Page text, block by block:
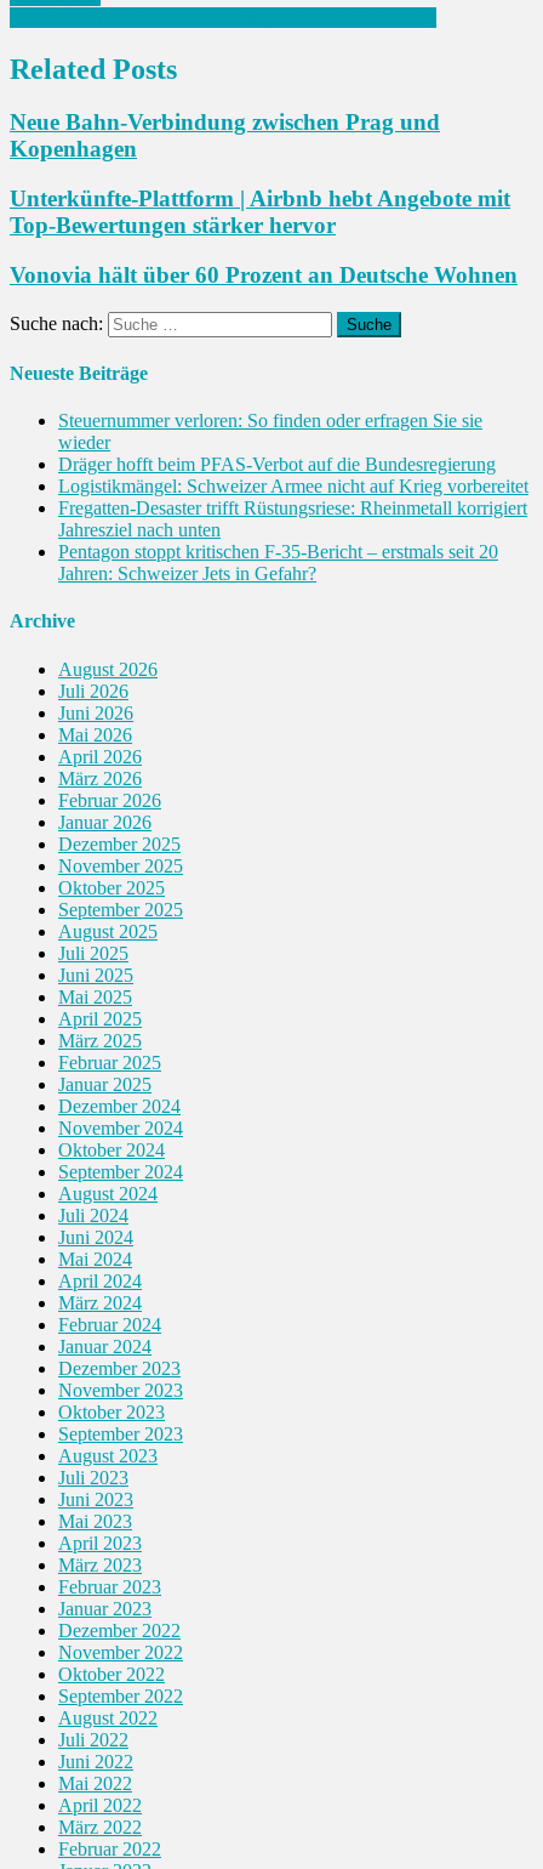
Related Posts
Neue Bahn-Verbindung zwischen Prag und
Kopenhagen
Unterkünfte-Plattform | Airbnb hebt Angebote mit
Top-Bewertungen stärker hervor
Vonovia hält über 60 Prozent an Deutsche Wohnen
Suche nach:
Neueste Beiträge
Steuernummer verloren: So finden oder erfragen Sie sie
wieder
Dräger hofft beim PFAS-Verbot auf die Bundesregierung
Logistikmängel: Schweizer Armee nicht auf Krieg vorbereitet
Fregatten-Desaster trifft Rüstungsriese: Rheinmetall korrigiert
Jahresziel nach unten
Pentagon stoppt kritischen F-35-Bericht – erstmals seit 20
Jahren: Schweizer Jets in Gefahr?
Archive
August 2026
Juli 2026
Juni 2026
Mai 2026
April 2026
März 2026
Februar 2026
Januar 2026
Dezember 2025
November 2025
Oktober 2025
September 2025
August 2025
Juli 2025
Juni 2025
Mai 2025
April 2025
März 2025
Februar 2025
Januar 2025
Dezember 2024
November 2024
Oktober 2024
September 2024
August 2024
Juli 2024
Juni 2024
Mai 2024
April 2024
März 2024
Februar 2024
Januar 2024
Dezember 2023
November 2023
Oktober 2023
September 2023
August 2023
Juli 2023
Juni 2023
Mai 2023
April 2023
März 2023
Februar 2023
Januar 2023
Dezember 2022
November 2022
Oktober 2022
September 2022
August 2022
Juli 2022
Juni 2022
Mai 2022
April 2022
März 2022
Februar 2022